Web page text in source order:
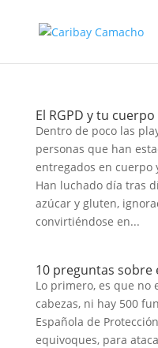
El RGPD y tu
Dentro de poco las
personas que han
entregados en cuerpo
Han luchado día tras
azúcar y gluten,
convirtiéndose en...
10 preguntas sobre
Lo primero, es que no
cabezas, ni hay 500
Española de
equivoques, para